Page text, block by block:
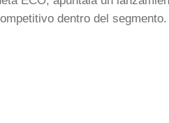
dentro del segmento.